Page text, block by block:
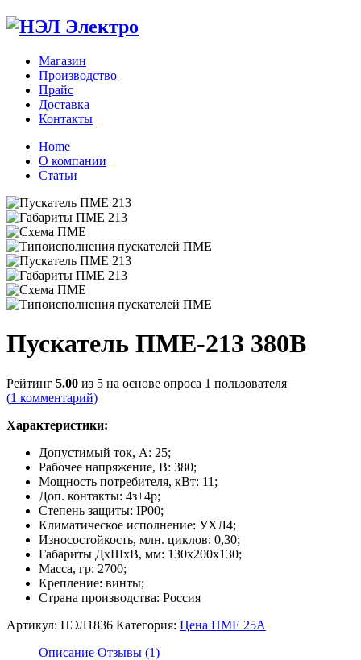
Магазин
Производство
Прайс
Доставка
Контакты
Home
О компании
Статьи
Zoom
Пускатель ПМЕ-213 380В
Рейтинг 5.00 из 5 на основе опроса 1 пользователя
(1 комментарий)
Характеристики:
Допустимый ток, А: 25;
Рабочее напряжение, В: 380;
Мощность потребителя, кВт: 11;
Доп. контакты: 4з+4р;
Степень защиты: IP00;
Климатическое исполнение: УХЛ4;
Износостойкость, млн. циклов: 0,30;
Габариты ДxШxB, мм: 130х200х130;
Масса, гр: 2700;
Крепление: винты;
Страна производства: Россия
Артикул: НЭЛ1836 Категория: Цена ПМЕ 25А
Описание Отзывы (1)